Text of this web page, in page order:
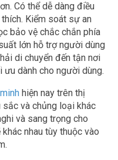
Có thể dễ dàng điều
Kiểm soát sự an
bảo vệ chắc chắn phía
lớn hỗ trợ người dùng
di chuyển đến tận nơi
dành cho người dùng.
hiện nay trên thị
và chủng loại khác
và sang trọng cho
nhau tùy thuộc vào